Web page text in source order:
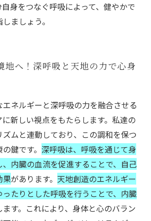
身をつなぐ呼吸によって、健やかで
ましょう。
地へ！深呼吸と天地の力で心身
ネルギーと深呼吸の力を融合させる
新しい視点をもたらします。私達の
ムと連動しており、この調和を保つ
鍵です。 深呼吸は、呼吸を通じて身
内臓の血流を促進することで、自己
果があります。 天地創造のエネルギー
ったりとした呼吸を行うことで、内臓
ます。これにより、身体と心のバラン